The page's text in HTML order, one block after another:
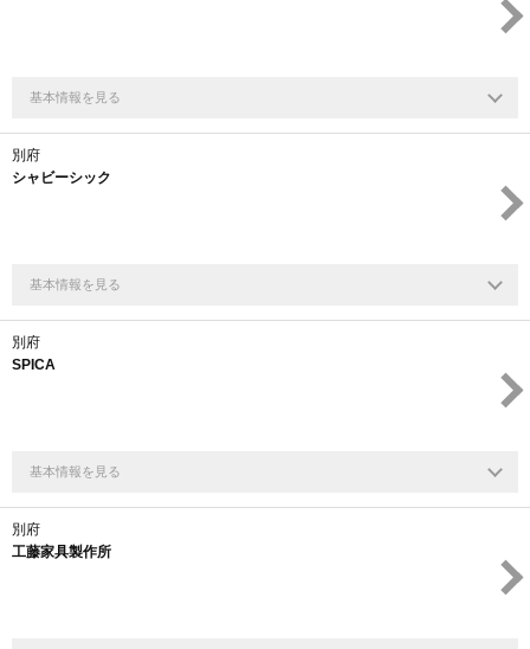
基本情報を見る
別府
シャビーシック
基本情報を見る
別府
SPICA
基本情報を見る
別府
工藤家具製作所